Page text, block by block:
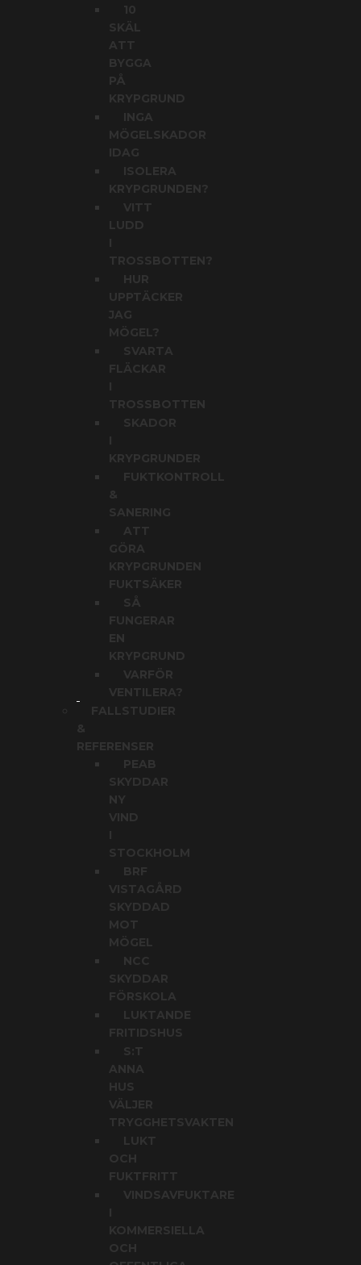
SKÄL
ATT
BYGGA
PÅ
KRYPGRUND
INGA
MÖGELSKADOR
IDAG
ISOLERA
KRYPGRUNDEN?
VITT
TROSSBOTTEN?
HUR
UPPTÄCKER
JAG
MÖGEL?
SVARTA
FLÄCKAR
TROSSBOTTEN
SKADOR
KRYPGRUNDER
FUKTKONTROLL
&
SANERING
ATT
GÖRA
KRYPGRUNDEN
FUKTSÄKER
SÅ
FUNGERAR
KRYPGRUND
VARFÖR
VENTILERA?
FALLSTUDIER
&
REFERENSER
PEAB
SKYDDAR
NY
VIND
STOCKHOLM
BRF
VISTAGÅRD
SKYDDAD
MOT
MÖGEL
SKYDDAR
FÖRSKOLA
LUKTANDE
FRITIDSHUS
ANNA
HUS
VÄLJER
TRYGGHETSVAKTEN
LUKT
OCH
FUKTFRITT
VINDSAVFUKTARE
KOMMERSIELLA
OCH